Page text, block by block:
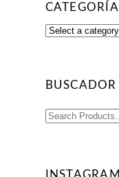
CATEGORÍA
BUSCADOR
Search
for:
INSTAGRAM